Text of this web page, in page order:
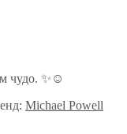
чудо. ✨ ☺️
Michael Powell